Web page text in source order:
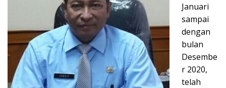
Januari
sampai
dengan
bulan
Desembe
r 2020,
telah